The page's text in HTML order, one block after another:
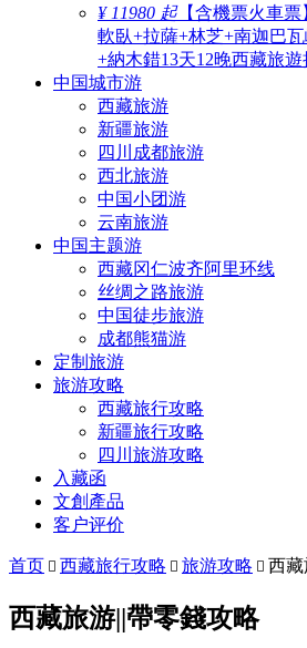
¥ 11980 起【含機票火車
軟臥+拉薩+林芝+南迦巴
+納木錯13天12晚西藏旅遊
中国城市游
西藏旅游
新疆旅游
四川成都旅游
西北旅游
中国小团游
云南旅游
中国主题游
西藏冈仁波齐阿里环线
丝绸之路旅游
中国徒步旅游
成都熊猫游
定制旅游
旅游攻略
西藏旅行攻略
新疆旅行攻略
四川旅游攻略
入藏函
文創產品
客户评价
首页  西藏旅行攻略  旅游攻略  西藏
西藏旅游||帶零錢攻略